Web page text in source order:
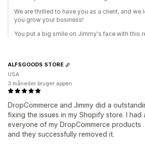
We are thrilled to have you as a client, and
you grow your business!
You put a big smile on Jimmy's face with this
DropCommerce and Jimmy did a
fixing the issues in my Shopify store. I
everyone of my DropCommerce products
and they successfully removed it.
ALFSGOODS STORE
USA
3 måneder bruger appen